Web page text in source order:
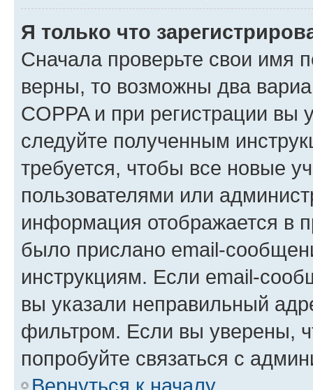
Я только что
Сначала проверьте свои имя
верны, то возможны два
COPPA и при регистрации вы
следуйте полученным
требуется, чтобы все новые
пользователями или
информация отображается в
было прислано email-
инструкциям. Если email-
вы указали неправильный
фильтром. Если вы уверены,
попробуйте связаться с
Вернуться к началу